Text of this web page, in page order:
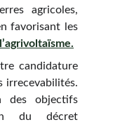
agricoles,
favorisant les
l’agrivoltaïsme.
candidature
irrecevabilités.
des objectifs
du décret